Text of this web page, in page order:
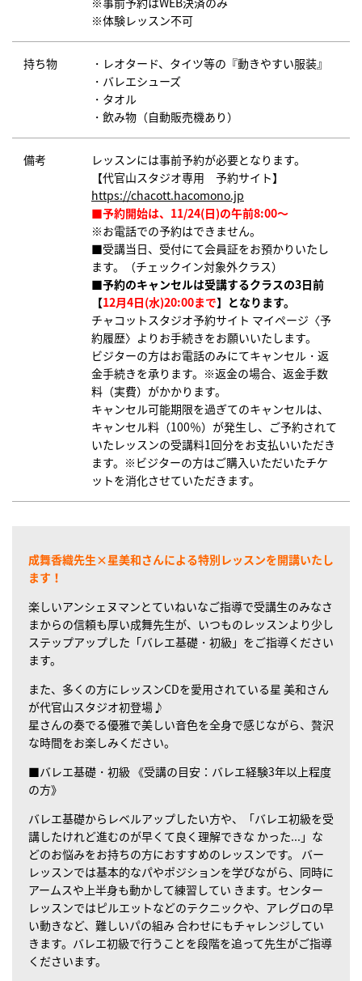
※体験レッスン不可
持ち物
・レオタード、タイツ等の『動きやすい服装』
・バレエシューズ
・タオル
・飲み物（自動販売機あり）
備考
レッスンには事前予約が必要となります。
【代官山スタジオ専用 予約サイト】
https://chacott.hacomono.jp
■予約開始は、11/24(日)の午前8:00～
※お電話での予約はできません。
■受講当日、受付にて会員証をお預かりいたし
ます。（チェックイン対象外クラス）
■予約のキャンセルは受講するクラスの3日前
【12月4日(水)20:00まで】となります。
チャコットスタジオ予約サイト マイページ〈予
約履歴〉よりお手続きをお願いいたします。
ビジターの方はお電話のみにてキャンセル・返
金手続きを承ります。※返金の場合、返金手数
料（実費）がかかります。
キャンセル可能期限を過ぎてのキャンセルは、
キャンセル料（100％）が発生し、 ご予約されて
いたレッスンの受講料1回分をお支払いいただき
ます。※ビジターの方はご購入いただいたチケ
ットを消化させていただきます。
成舞香織先生×星美和さんによる特別レッスンを開講いたし
ます！
楽しいアンシェヌマンとていねいなご指導で受講生のみなさ
まからの信頼も厚い成舞先生が、いつものレッスンより少し
ステップアップした「バレエ基礎・初級」をご指導ください
ます。
また、多くの方にレッスンCDを愛用されている星 美和さん
が代官山スタジオ初登場♪
星さんの奏でる優雅で美しい音色を全身で感じながら、贅沢
な時間をお楽しみください。
■バレエ基礎・初級 《受講の目安：バレエ経験3年以上程度
の方》
バレエ基礎からレベルアップしたい方や、「バレエ初級を受
講したけれど進むのが早くて良く理解できな かった...」な
どのお悩みをお持ちの方におすすめのレッスンです。 バー
レッスンでは基本的なパやポジションを学びながら、同時に
アームスや上半身も動かして練習してい きます。センター
レッスンではピルエットなどのテクニックや、アレグロの早
い動きなど、難しいパの組み 合わせにもチャレンジしてい
きます。バレエ初級で行うことを段階を追って先生がご指導
くださいます。